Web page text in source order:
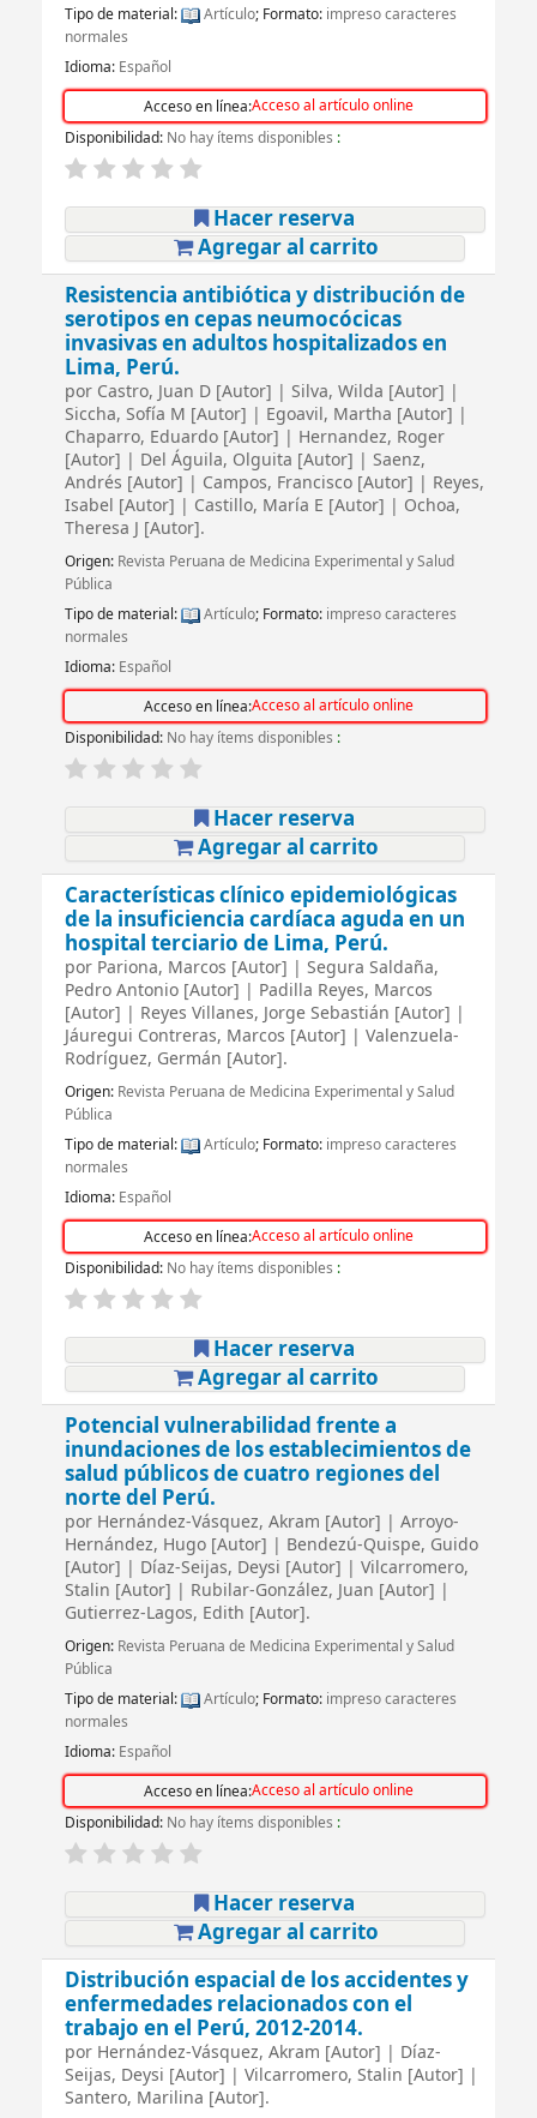
Tipo de material: Artículo; Formato: impreso caracteres
normales
Idioma: Español
Acceso en línea:Acceso al artículo online
Disponibilidad: No hay ítems disponibles :
Hacer reserva
Agregar al carrito
Resistencia antibiótica y distribución de
serotipos en cepas neumocócicas
invasivas en adultos hospitalizados en
Lima, Perú.
por Castro, Juan D[Autor] | Silva, Wilda [Autor] |
Siccha, Sofía M [Autor] | Egoavil, Martha [Autor] |
Chaparro, Eduardo[Autor] | Hernandez, Roger
[Autor] | Del Águila, Olguita [Autor] | Saenz,
Andrés [Autor] | Campos, Francisco[Autor] | Reyes,
Isabel [Autor] | Castillo, María E [Autor] | Ochoa,
Theresa J [Autor].
Origen: Revista Peruana de Medicina Experimental y Salud
Pública
Tipo de material:
Artículo; Formato: impreso caracteres
normales
Idioma: Español
Acceso en línea:Acceso al artículo online
Disponibilidad: No hay ítems disponibles :
Hacer reserva
Agregar al carrito
Características clínico epidemiológicas
de la insuficiencia cardíaca aguda en un
hospital terciario de Lima, Perú.
por Pariona, Marcos [Autor] | Segura Saldaña,
Pedro Antonio[Autor] | Padilla Reyes, Marcos
[Autor] | Reyes Villanes, Jorge Sebastián [Autor] |
Jáuregui Contreras, Marcos [Autor] | Valenzuela-
Rodríguez, Germán [Autor].
Origen: Revista Peruana de Medicina Experimental y Salud
Pública
Tipo de material:
Artículo; Formato: impreso caracteres
normales
Idioma: Español
Acceso en línea:Acceso al artículo online
Disponibilidad: No hay ítems disponibles :
Hacer reserva
Agregar al carrito
Potencial vulnerabilidad frente a
inundaciones de los establecimientos de
salud públicos de cuatro regiones del
norte del Perú.
por Hernández-Vásquez, Akram [Autor] | Arroyo-
Hernández, Hugo[Autor] | Bendezú-Quispe, Guido
[Autor] | Díaz-Seijas, Deysi [Autor] | Vilcarromero,
Stalin [Autor] | Rubilar-González, Juan [Autor] |
Gutierrez-Lagos, Edith [Autor].
Origen: Revista Peruana de Medicina Experimental y Salud
Pública
Tipo de material:
Artículo; Formato: impreso caracteres
normales
Idioma: Español
Acceso en línea:Acceso al artículo online
Disponibilidad: No hay ítems disponibles :
Hacer reserva
Agregar al carrito
Distribución espacial de los accidentes y
enfermedades relacionados con el
trabajo en el Perú, 2012-2014.
por Hernández-Vásquez, Akram [Autor] | Díaz-
Seijas, Deysi [Autor] | Vilcarromero, Stalin [Autor] |
Santero, Marilina [Autor].